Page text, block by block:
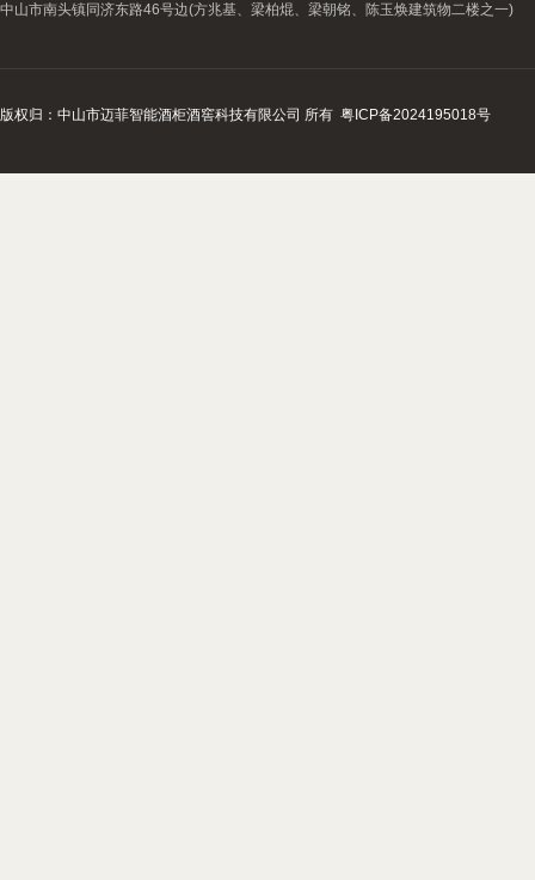
中山市南头镇同济东路46号边(方兆基、梁柏焜、梁朝铭、陈玉焕建筑物二楼之一)
版权归：中山市迈菲智能酒柜酒窖科技有限公司 所有 粤ICP备2024195018号